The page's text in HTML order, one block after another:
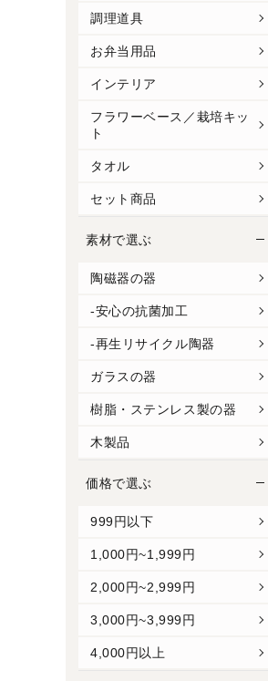
調理道具
お弁当用品
インテリア
フラワーベース／栽培キッ
ト
タオル
セット商品
素材で選ぶ
陶磁器の器
-安心の抗菌加工
-再生リサイクル陶器
ガラスの器
樹脂・ステンレス製の器
木製品
価格で選ぶ
999円以下
1,000円~1,999円
2,000円~2,999円
3,000円~3,999円
4,000円以上